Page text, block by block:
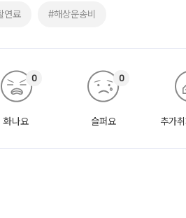
연료 #해상운송비
화나요
0
슬퍼요
0
추가